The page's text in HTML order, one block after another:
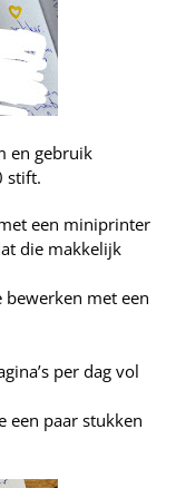
en gebruik
stift.
een miniprinter
die makkelijk
bewerken met een
per dag vol
een paar stukken